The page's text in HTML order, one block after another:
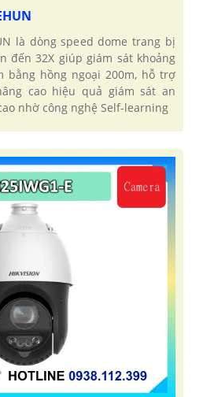
là dòng speed dome trang bị
đến 32X giúp giám sát khoảng
bằng hồng ngoại 200m, hỗ trợ
cao hiệu quả giám sát an
nhờ công nghệ Self-learning